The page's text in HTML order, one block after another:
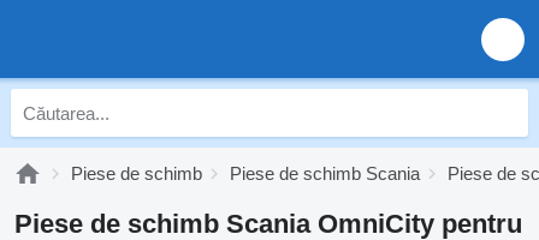
Piese de schimb Piese de schimb Scania Piese de
Piese de schimb Scania OmniCity pentru